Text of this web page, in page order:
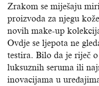
Zrakom se miješaju
proizvoda za njegu
novih make-up
Ovdje se ljepota ne
testira. Bilo da je riječ
luksuznih seruma ili
inovacijama u